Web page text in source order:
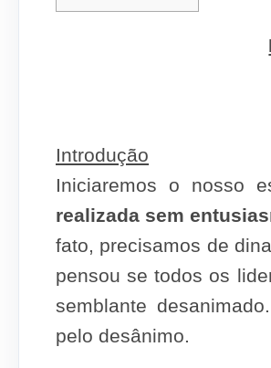
Introdução
Iniciaremos o nosso
realizada sem
fato, precisamos de
pensou se todos os
semblante
pelo desânimo.